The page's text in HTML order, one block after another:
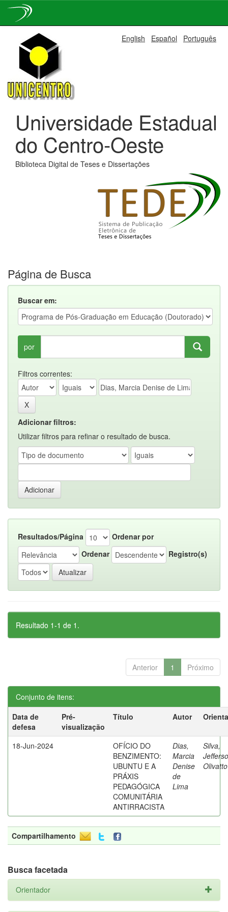
navigation
English Español Português
Universidade Estadual
do Centro-Oeste
Biblioteca Digital de Teses e Dissertações
Página de Busca
Buscar em:
por
Filtros correntes:
Adicionar filtros:
Utilizar filtros para refinar o resultado de busca.
Resultados/Página
Ordenar por
Ordenar
Registro(s)
Resultado 1-1 de 1.
Anterior 1 Próximo
Conjunto de itens:
Data de
defesa
Pré-
visualização
Título Autor
18-Jun-2024
OFÍCIO DO
BENZIMENTO:
UBUNTU E A
PRÁXIS
PEDAGÓGICA
COMUNITÁRIA
ANTIRRACISTA
Dias,
Marcia
Denise
de
Lima
Silva,
Compartilhamento
Busca facetada
Orientador